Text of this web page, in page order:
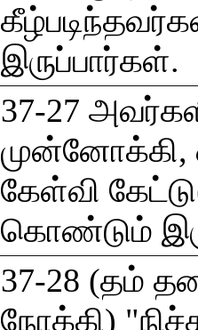
இருப்பார்கள்.
37-27
முன்னோக்கி,
கேள்வி
கொண்டும்
37-28 (தம்
நோக்கி)